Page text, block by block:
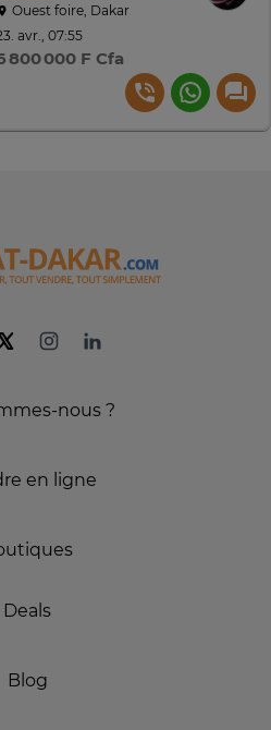
Ouest foire, Dakar
avr., 07:55
800 000 F Cfa
nous ?
en ligne
Deals
Blog